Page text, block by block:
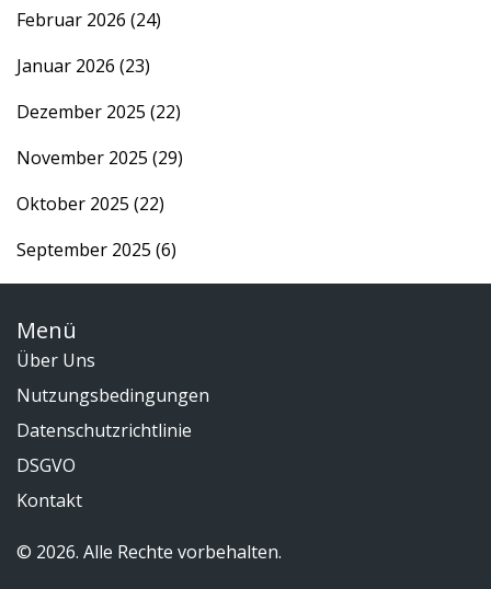
Februar 2026 (24)
Januar 2026 (23)
Dezember 2025 (22)
November 2025 (29)
Oktober 2025 (22)
September 2025 (6)
Menü
Über Uns
Nutzungsbedingungen
Datenschutzrichtlinie
DSGVO
Kontakt
© 2026. Alle Rechte vorbehalten.